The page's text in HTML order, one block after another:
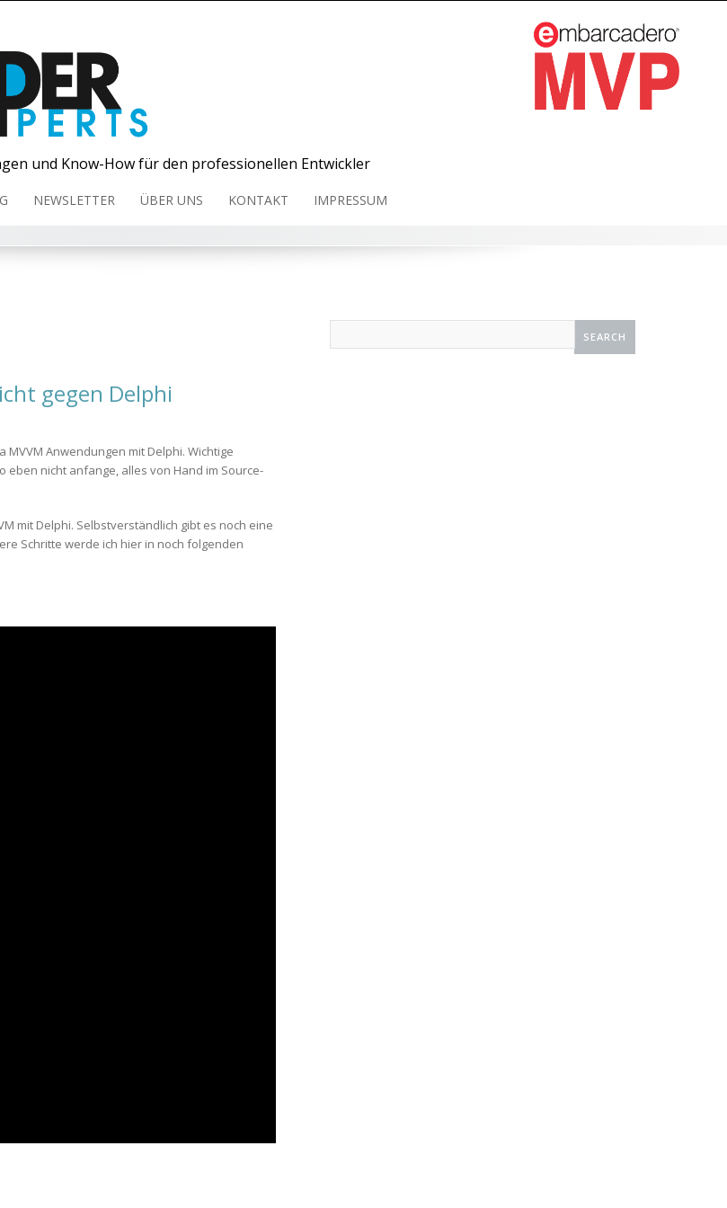
und Know-How für den professionellen Entwickler
NEWSLETTER ÜBER UNS KONTAKT IMPRESSUM
gegen Delphi
Anwendungen mit Delphi. Wichtige
eben nicht anfange, alles von Hand im Source-
mit Delphi. Selbstverständlich gibt es noch eine
Schritte werde ich hier in noch folgenden
for: